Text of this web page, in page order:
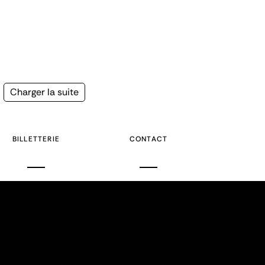
Page
Charger la suite
BILLETTERIE CONTACT